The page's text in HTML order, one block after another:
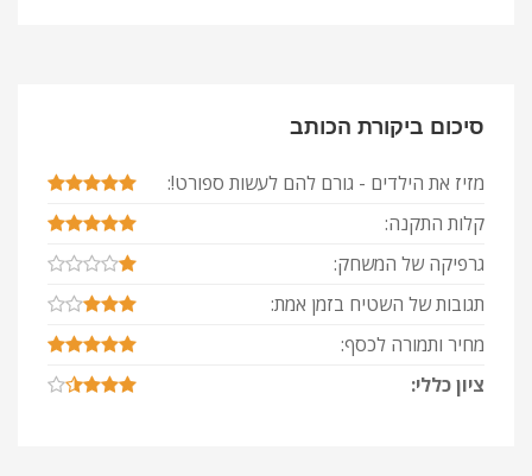
סיכום ביקורת הכותב
מזיז את הילדים - גורם להם לעשות ספורט!:
קלות התקנה:
גרפיקה של המשחק:
תגובות של השטיח בזמן אמת:
מחיר ותמורה לכסף:
ציון כללי: